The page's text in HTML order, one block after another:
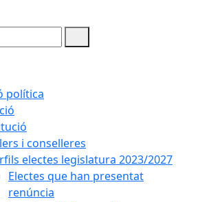
política
i conselleres
electes legislatura 2023/2027
Electes que han presentat
renúncia